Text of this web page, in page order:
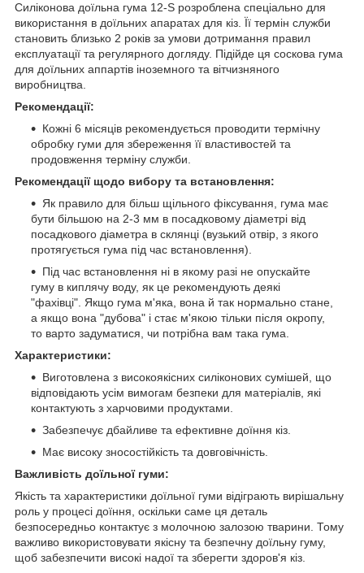
Силіконова доїльна гума 12-S розроблена спеціально для
використання в доїльних апаратах для кіз. Її термін служби
становить близько 2 років за умови дотримання правил
експлуатації та регулярного догляду. Підійде ця соскова гума
для доїльних аппартів іноземного та вітчизняного
виробництва.
Рекомендації:
Кожні 6 місяців рекомендується проводити термічну
обробку гуми для збереження її властивостей та
продовження терміну служби.
Рекомендації щодо вибору та встановлення:
Як правило для більш щільного фіксування, гума має
бути більшою на 2-3 мм в посадковому діаметрі від
посадкового діаметра в склянці (вузький отвір, з якого
протягується гума під час встановлення).
Під час встановлення ні в якому разі не опускайте
гуму в киплячу воду, як це рекомендують деякі
"фахівці". Якщо гума м'яка, вона й так нормально стане,
а якщо вона "дубова" і стає м'якою тільки після окропу,
то варто задуматися, чи потрібна вам така гума.
Характеристики:
Виготовлена з високоякісних силіконових сумішей, що
відповідають усім вимогам безпеки для матеріалів, які
контактують з харчовими продуктами.
Забезпечує дбайливе та ефективне доїння кіз.
Має високу зносостійкість та довговічність.
Важливість доїльної гуми:
Якість та характеристики доїльної гуми відіграють вирішальну
роль у процесі доїння, оскільки саме ця деталь
безпосередньо контактує з молочною залозою тварини. Тому
важливо використовувати якісну та безпечну доїльну гуму,
щоб забезпечити високі надої та зберегти здоров'я кіз.